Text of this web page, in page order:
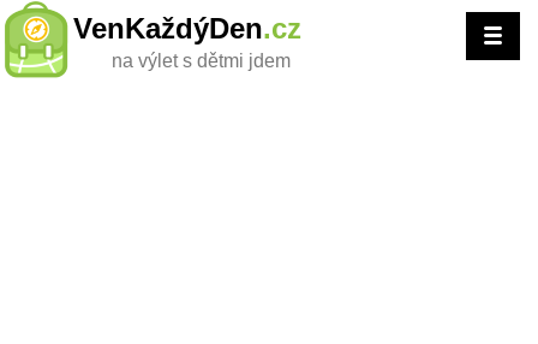
VenKaždýDen.cz
na výlet s dětmi jdem